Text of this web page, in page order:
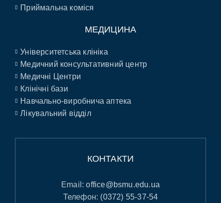
Приймальна коміся
МЕДИЦИНА
Університетська клініка
Медичний консультативний центр
Медичні Центри
Клінічні бази
Навчально-виробнича аптека
Лікувальний відділ
КОНТАКТИ
Email:office@bsmu.edu.ua
Телефон: (0372) 55-37-54